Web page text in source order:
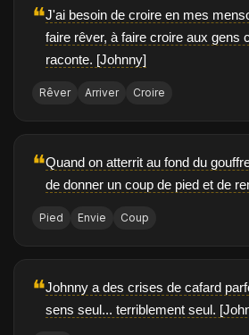
❝J'ai besoin de croire en mes
faire rêver, à faire croire aux gens
raconte. [Johnny]
Rêver Arriver Croire
❝Quand on atterrit au fond du
de donner un coup de pied et de
Pied Envie Coup
❝Johnny a des crises de cafard
sens seul... terriblement seul.